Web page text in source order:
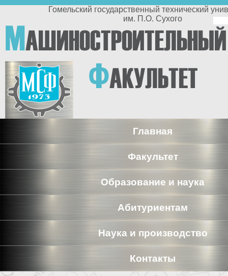
Перейти к основному содержанию
Гомельский государственный технический университет
им. П.О. Сухого
МАШИНОСТРОИТЕЛЬНЫЙ
ФАКУЛЬТЕТ
Главная
Факультет
Образование и наука
Абитуриентам
Наука и производство
Контакты